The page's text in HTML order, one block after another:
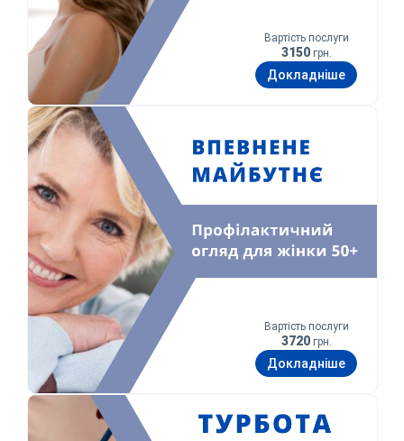
Вартість послуги
3150 грн.
Докладніше
Впевнене майбутнє
Вартість послуги
3720 грн.
Докладніше
Турбота про тебе